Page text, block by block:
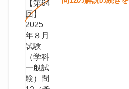
【第64
回】
2025
年８月
試験
（学科
一般試
験）問